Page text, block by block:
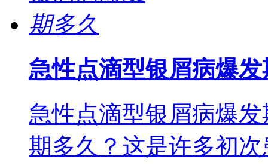
急性点滴型银屑病爆
急性点滴型银屑病爆
期多久？这是许多初